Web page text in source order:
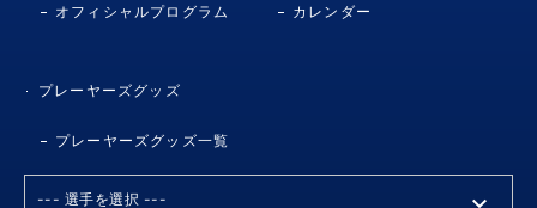
オフィシャルプログラム カレンダー
プレーヤーズグッズ
プレーヤーズグッズ一覧